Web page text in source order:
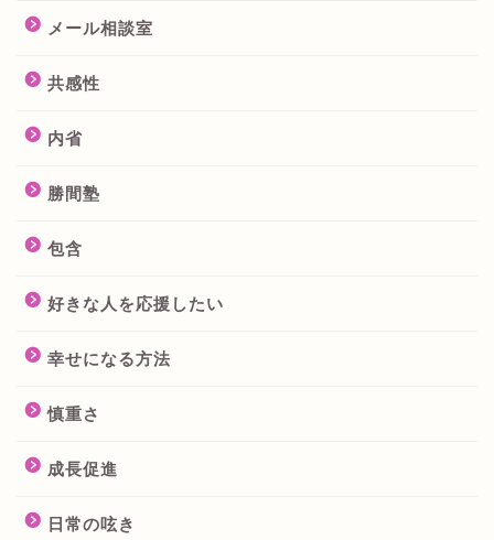
メール相談室
共感性
内省
勝間塾
包含
好きな人を応援したい
幸せになる方法
慎重さ
成長促進
日常の呟き